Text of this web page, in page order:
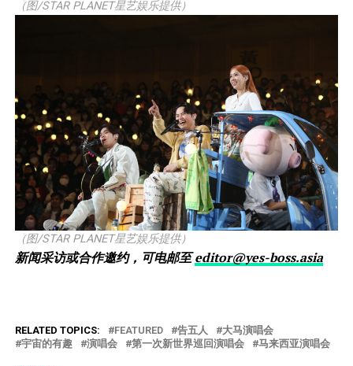
（图/STAR PLANET星艺娱乐提供）
（图/STAR PLANET星艺娱乐提供）
新闻采访或合作邀约，可电邮至editor@yes-boss.asia
RELATED TOPICS: FEATURED 告五人
大马演唱会
宇宙的有趣
演唱会 第一次新世界巡回演唱会 马来西亚演唱会